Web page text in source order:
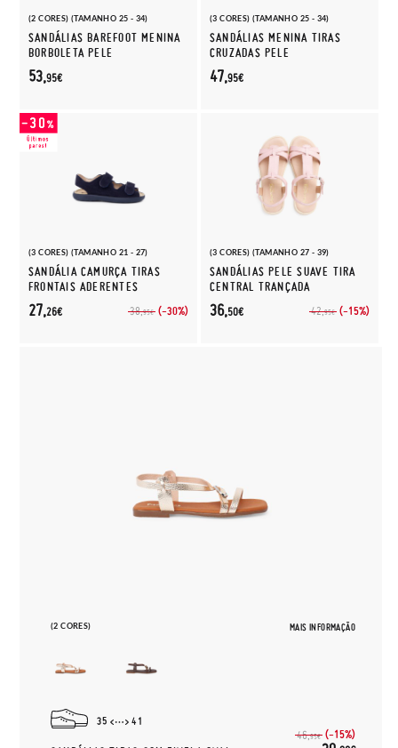
(2 CORES) (TAMANHO 25 - 34)
SANDÁLIAS BAREFOOT MENINA
BORBOLETA PELE
53,95€
(3 CORES) (TAMANHO 25 - 34)
SANDÁLIAS MENINA TIRAS
CRUZADAS PELE
47,95€
(3 CORES) (TAMANHO 21 - 27)
SANDÁLIA CAMURÇA TIRAS
FRONTAIS ADERENTES
38,95€ (-30%)
27,26€
(3 CORES) (TAMANHO 27 - 39)
SANDÁLIAS PELE SUAVE TIRA
CENTRAL TRANÇADA
42,95€ (-15%)
36,50€
(2 CORES) MAIS INFORMAÇÃO
35 41
46,95€ (-15%)